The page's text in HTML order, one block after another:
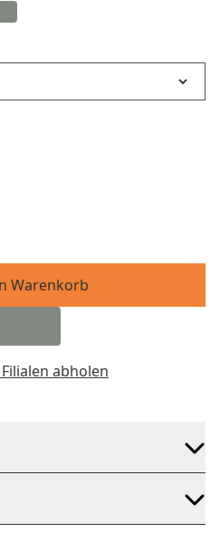
Warenkorb
abholen